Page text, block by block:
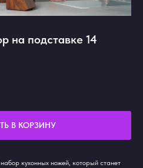
на подставке 14
В КОРЗИНУ
кухонных ножей, который станет